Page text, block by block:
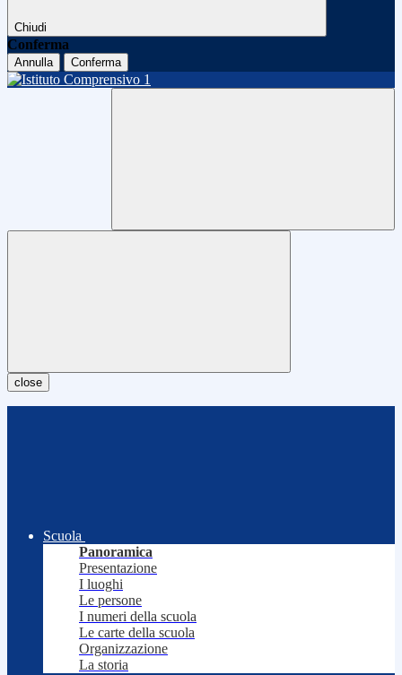
Chiudi
Conferma
Annulla Conferma
close
Scuola
Panoramica
Presentazione
I luoghi
Le persone
I numeri della scuola
Le carte della scuola
Organizzazione
La storia